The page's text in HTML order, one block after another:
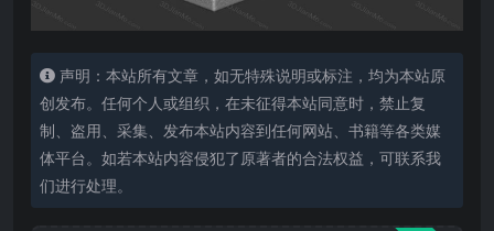
声明：本站所有文章，如无特殊说明或标注，均为本站原
创发布。任何个人或组织，在未征得本站同意时，禁止复
制、盗用、采集、发布本站内容到任何网站、书籍等各类媒
体平台。如若本站内容侵犯了原著者的合法权益，可联系我
们进行处理。